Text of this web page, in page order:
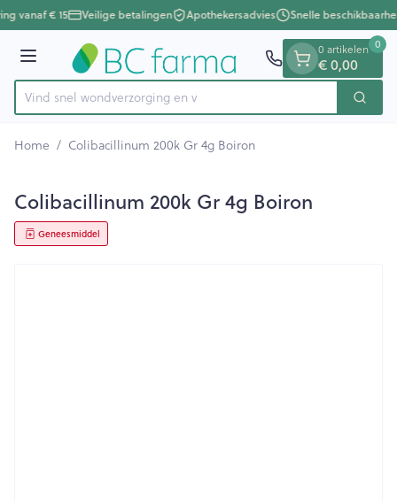
Ga naar de inhoud
1 van 1
vanaf € 15 Veilige betalingen Apothekersadvies Snelle
Menu
Product, merk, categorie...
Vind snel wondverzorgin Zoek
0 artikelen
€ 0,00
0
Home / Colibacillinum 200k Gr 4g Boiron
Colibacillinum 200k Gr 4g Boiron
Geneesmiddel